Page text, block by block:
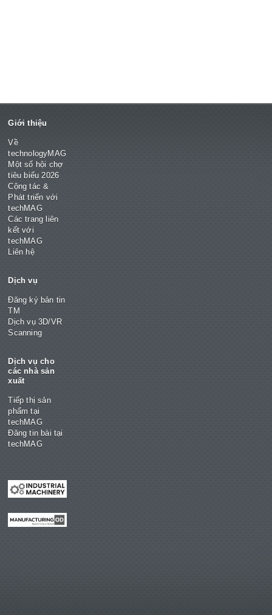
Giới thiệu
Về
technologyMAG
Một số hội chợ
tiêu biểu 2026
Cộng tác &
Phát triển với
techMAG
Các trang liên
kết với
techMAG
Liên hệ
Dịch vụ
Đăng ký bản tin
TM
Dịch vụ 3D/VR
Scanning
Dịch vụ cho
các nhà sản
xuất
Tiếp thị sản
phẩm tại
techMAG
Đăng tin bài tại
techMAG